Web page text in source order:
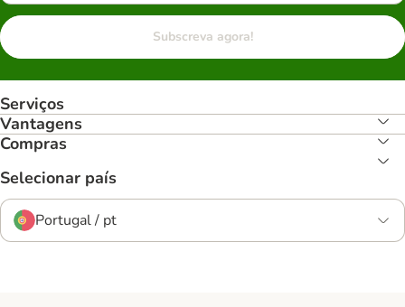
Subscreva agora!
Serviços
Vantagens
Compras
Selecionar país
Portugal / pt